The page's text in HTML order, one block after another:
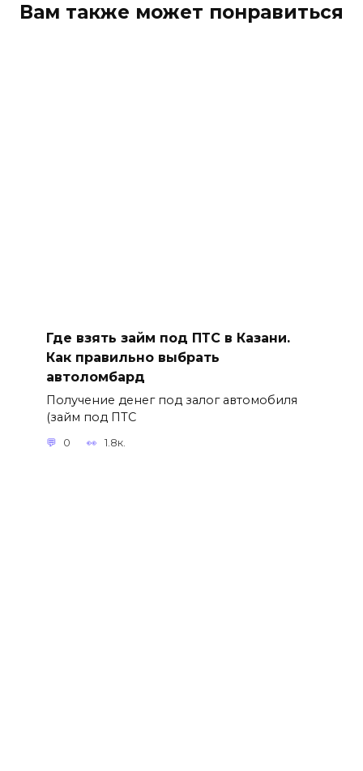
Вам также может понравиться
Где взять займ под ПТС в Казани.
Как правильно выбрать
автоломбард
Получение денег под залог автомобиля
(займ под ПТС
0 1.8к.